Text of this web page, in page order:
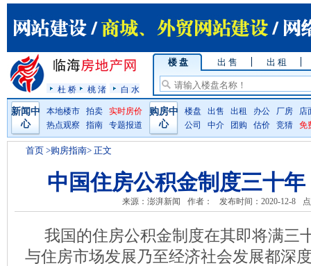
杜 桥 桃 渚 白 水
楼 盘 出 售 出 租
新闻中
心
本地楼市 拍卖
实时房价
热点观察
指南 专题报道
购房中
心
楼盘 出售 出租 办公 厂房
店
公司
中介 团购 估价 竞猜 免
首页 >购房指南> 正文
中国住房公积金制度三十
来源：澎湃新闻 作者： 发布时间：2020-12-8
我国的住房公积金制度在其即将满三
与住房市场发展乃至经济社会发展都深